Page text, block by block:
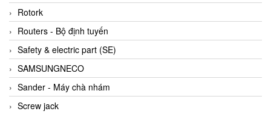
Brook Instrument
Brooks Instrument Vietnam
Buhler
BURLING INSTRUMENTS
Burster
BUSCHJOST
Rotork
Routers - Bộ định tuyến
Safety & electric part (SE)
SAMSUNGNECO
Sander - Máy chà nhám
Screw jack